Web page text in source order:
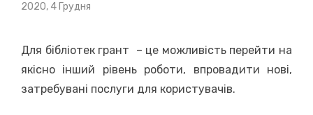
Posted
2020, 4 Грудня
Для бібліотек грант – це можливість перейти на
якісно інший рівень роботи, впровадити нові,
затребувані послуги для користувачів.